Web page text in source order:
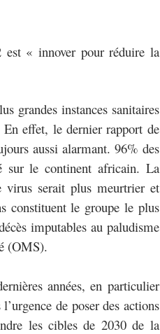
est « innover pour réduire la
grandes instances sanitaires
effet, le dernier rapport de
aussi alarmant. 96% des
sur le continent africain. La
virus serait plus meurtrier et
constituent le groupe le plus
imputables au paludisme
(OMS).
années, en particulier
de poser des actions
les cibles de 2030 de la